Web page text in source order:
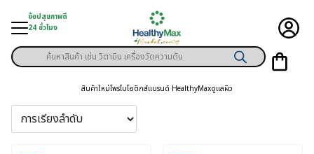
content
ช้อปสุขภาพดี
24 ชั่วโมง
มู่สินค้า
าพเฉพาะคุณ
Products
search
สินค้าใหม่โพรไบโอติกส์แบรนด์ HealthyMaxดูแลผิว